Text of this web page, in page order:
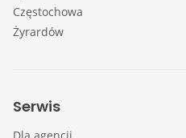
Częstochowa
Żyrardów
Serwis